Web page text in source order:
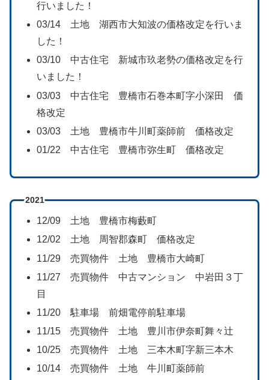
行いました！
03/14 土地 湖西市大知波の価格改定を行いま
した！
03/10 中古住宅 新城市玖老勢の価格改定を行
いました！
03/03 中古住宅 豊橋市石巻本町字小深田 価
格改定
03/03 土地 豊橋市牛川町薬師前 価格改定
01/22 中古住宅 豊橋市弥生町 価格改定
2021
12/09 土地 豊橋市梅藪町
12/02 土地 周智郡森町 価格改定
11/29 売買物件 土地 豊橋市大崎町
11/27 売買物件 中古マンション 中岩田３丁
目
11/20 駐車場 前畑電停前駐車場
11/15 売買物件 土地 豊川市伊奈町舞々辻
10/25 売買物件 土地 三本木町字新三本木
10/14 売買物件 土地 牛川町薬師前